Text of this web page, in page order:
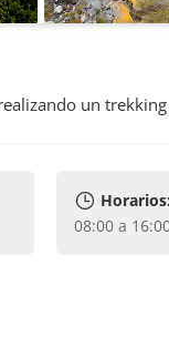
un
Horarios:
08:00 a